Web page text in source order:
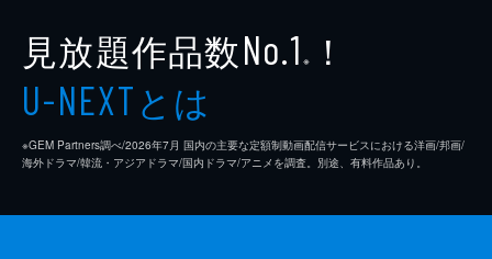
見放題作品数No.1 ※ ！
U-NEXTとは
※GEM Partners調べ/2026年7⽉ 国内の主要な定額制動画配信サービスにおける洋画/邦画/
海外ドラマ/韓流・アジアドラマ/国内ドラマ/アニメを調査。別途、有料作品あり。